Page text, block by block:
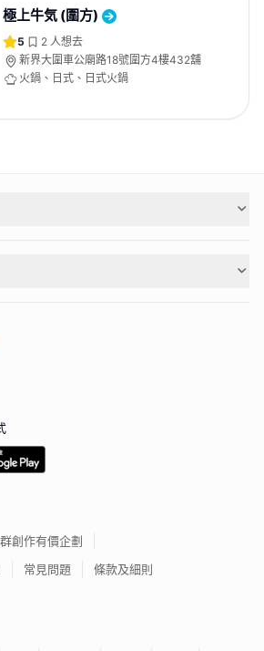
極上牛気 (圍方)
5 2 人想去
新界大圍車公廟路18號圍方4樓432舖
火鍋、日式、日式火鍋
創作有價企劃
常見問題 條款及細則